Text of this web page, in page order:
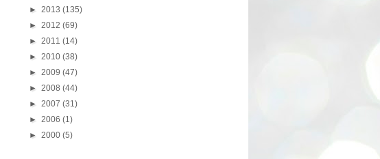
► 2013 (135)
► 2012 (69)
► 2011 (14)
► 2010 (38)
► 2009 (47)
► 2008 (44)
► 2007 (31)
► 2006 (1)
► 2000 (5)